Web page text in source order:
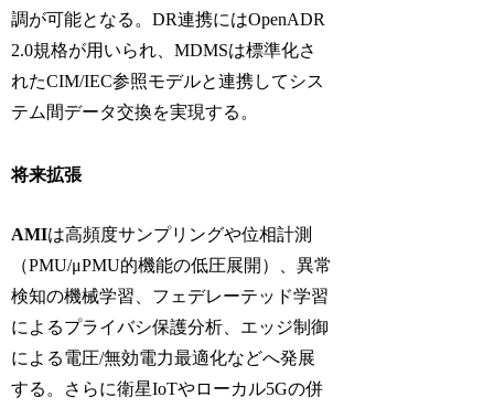
調が可能となる。DR連携にはOpenADR
2.0規格が用いられ、MDMSは標準化さ
れたCIM/IEC参照モデルと連携してシス
テム間データ交換を実現する。
将来拡張
AMIは高頻度サンプリングや位相計測
（PMU/μPMU的機能の低圧展開）、異常
検知の機械学習、フェデレーテッド学習
によるプライバシ保護分析、エッジ制御
による電圧/無効電力最適化などへ発展
する。さらに衛星IoTやローカル5Gの併